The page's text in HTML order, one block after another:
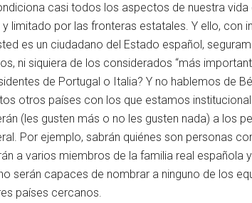
casi todos los aspectos de nuestra
por las fronteras estatales. Y ello, con
es un ciudadano del Estado español,
ni siquiera de los considerados “más
de Portugal o Italia? Y no hablemos de
otros países con los que estamos
(les gusten más o no les gusten nada) a los
Por ejemplo, sabrán quiénes son personas
a varios miembros de la familia real española
serán capaces de nombrar a ninguno de los
países cercanos.